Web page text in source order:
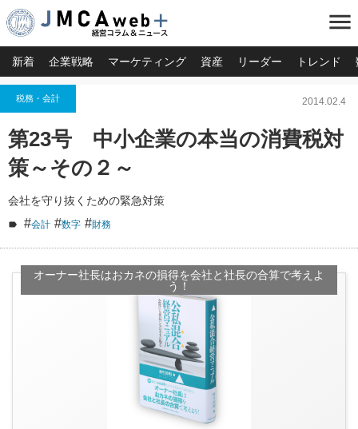
menu
新着 企業戦略 マーケティング 資産 リーダー トレンド
税務・会計 2014.02.4
第23号 中小企業の本当の消費税対
策～その２～
会社を守り抜くための緊急対策
#会計 #数字 #財務
オーナー社長はおカネの損得を会社と社長の合算で考えよ
う！